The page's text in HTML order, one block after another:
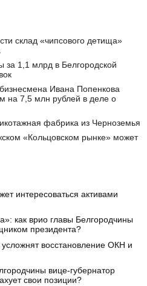
склад «чипсового детища»
за 1,1 млрд в Белгородской
Ивана Попенкова
на 7,5 млн рублей в деле о
фабрика из Черноземья
«Кольцовском рынке» может
интересоваться активами
как врио главы Белгородчины
президента?
восстановление ОКН и
вице-губернатор
свои позиции?